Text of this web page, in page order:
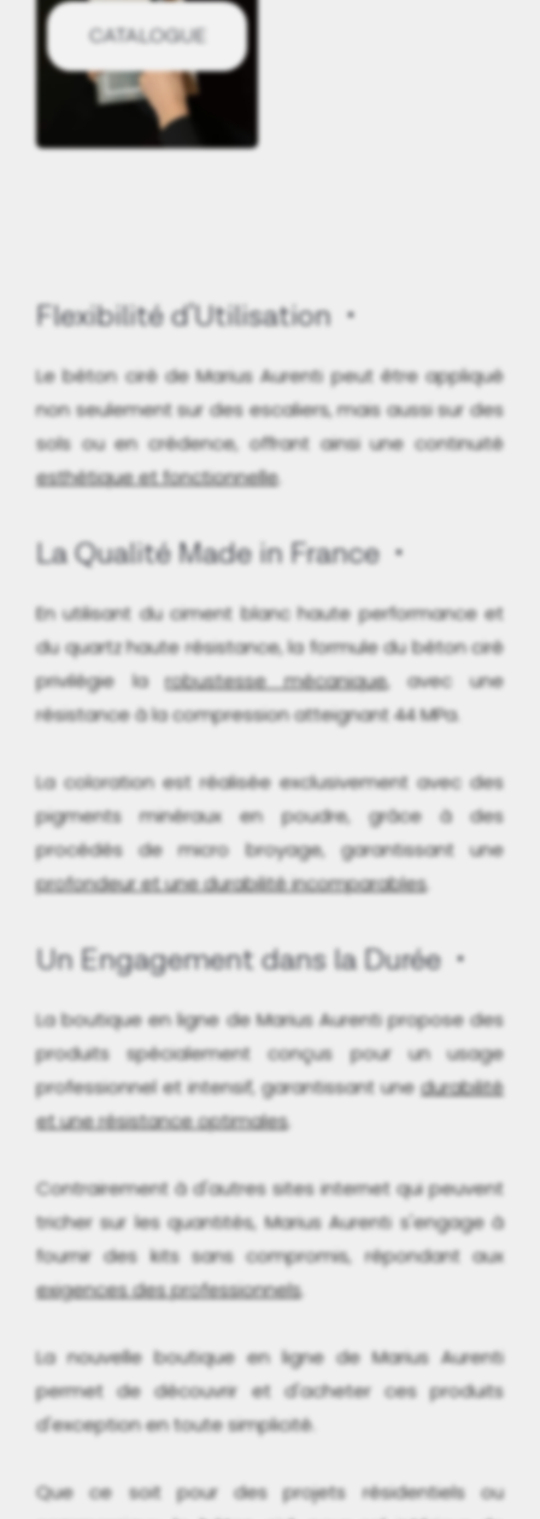
CATALOGUE
Flexibilité d'Utilisation
Le béton ciré de Marius Aurenti peut être appliqué
non seulement sur des escaliers, mais aussi sur des
sols ou en crédence, offrant ainsi une continuité
esthétique et fonctionnelle.
La Qualité Made in France
En utilisant du ciment blanc haute performance et
du quartz haute résistance, la formule du béton ciré
privilégie larobustesse mécanique, avec une
résistance à la compression atteignant 44 MPa.
La coloration est réalisée exclusivement avec des
pigments minéraux en poudre, grâce à des
procédés de micro broyage, garantissant une
profondeur et une durabilité incomparables.
Un Engagement dans la Durée
La boutique en ligne de Marius Aurenti propose des
produits spécialement conçus pour un usage
professionnel et intensif, garantissant unedurabilité
et une résistance optimales.
Contrairement à d'autres sites internet qui peuvent
tricher sur les quantités, Marius Aurenti s'engage à
fournir des kits sans compromis, répondant aux
exigences des professionnels.
La nouvelle boutique en ligne de Marius Aurenti
permet de découvrir et d'acheter ces produits
d'exception en toute simplicité.
Que ce soit pour des projets résidentiels ou